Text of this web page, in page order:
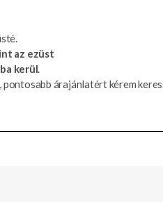
az ezüst
kerül.
árajánlatért kérem